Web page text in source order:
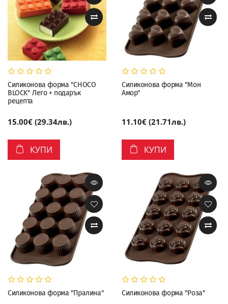
Силиконова форма "CHOCO
BLOCK" Лего + подарък
рецепта
15.00€ (29.34лв.)
КУПИ
Силиконова форма "Мон
Амор"
11.10€ (21.71лв.)
КУПИ
Силиконова форма "Пралина" Силиконова форма "Роза"